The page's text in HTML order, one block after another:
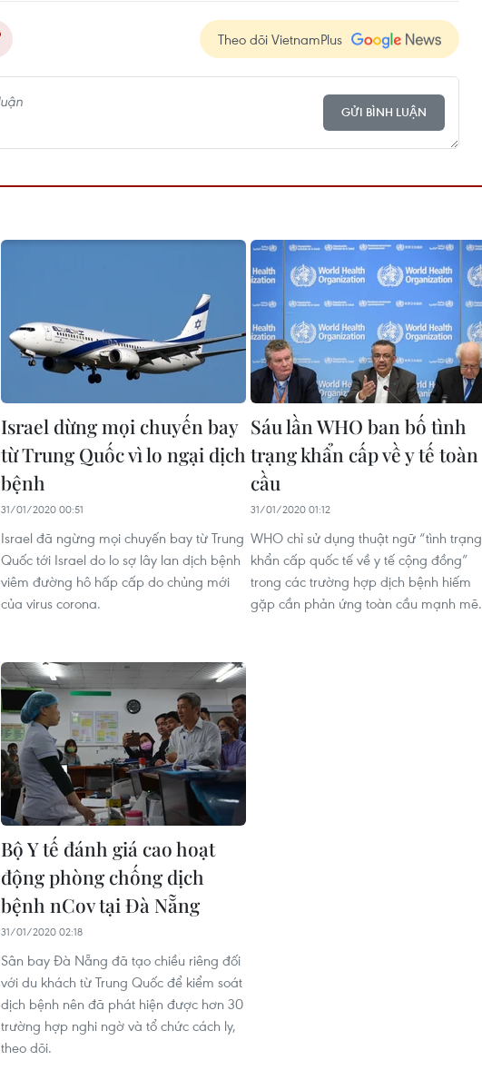
Theo dõi VietnamPlus
GỬI BÌNH LUẬN
Israel dừng mọi chuyến bay
từ Trung Quốc vì lo ngại dịch
bệnh
31/01/2020 00:51
Israel đã ngừng mọi chuyến bay từ Trung
Quốc tới Israel do lo sợ lây lan dịch bệnh
viêm đường hô hấp cấp do chủng mới
của virus corona.
Sáu lần WHO ban bố tình
trạng khẩn cấp về y tế toàn
cầu
31/01/2020 01:12
WHO chỉ sử dụng thuật ngữ “tình trạng
khẩn cấp quốc tế về y tế cộng đồng”
trong các trường hợp dịch bệnh hiếm
gặp cần phản ứng toàn cầu mạnh mẽ.
Bộ Y tế đánh giá cao hoạt
động phòng chống dịch
bệnh nCov tại Đà Nẵng
31/01/2020 02:18
Sân bay Đà Nẵng đã tạo chiều riêng đối
với du khách từ Trung Quốc để kiểm soát
dịch bệnh nên đã phát hiện được hơn 30
trường hợp nghi ngờ và tổ chức cách ly,
theo dõi.